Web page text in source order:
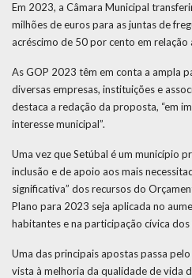
Em 2023, a Câmara Municipal
milhões de euros para as juntas de
acréscimo de 50 por cento em relação
As GOP 2023 têm em conta a ampla
diversas empresas, instituições e
destaca a redação da proposta, “em
interesse municipal”.
Uma vez que Setúbal é um município
inclusão e de apoio aos mais
significativa” dos recursos do
Plano para 2023 seja aplicada no
habitantes e na participação cívica dos
Uma das principais apostas passa
vista à melhoria da qualidade de vida